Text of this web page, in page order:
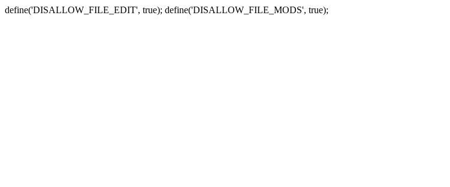
define('DISALLOW_FILE_EDIT', true); define('DISALLOW_FILE_MODS', true);